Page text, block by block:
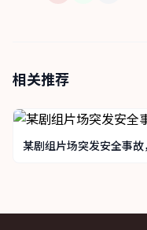
相关推荐
某剧组片场突发安全事